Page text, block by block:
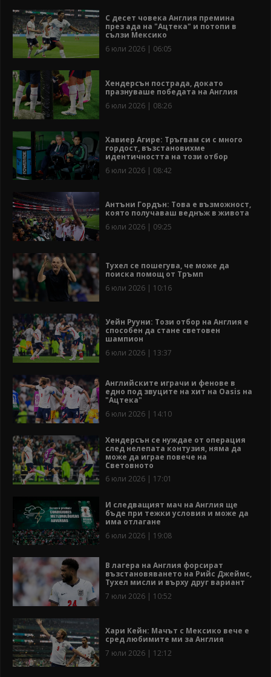
С десет човека Англия премина
през ада на "Ацтека" и потопи в
сълзи Мексико
6 юли 2026 | 06:05
Хендерсън пострада, докато
празнуваше победата на Англия
6 юли 2026 | 08:26
Хавиер Агире: Тръгвам си с много
гордост, възстановихме
идентичността на този отбор
6 юли 2026 | 08:42
Антъни Гордън: Това е възможност,
която получаваш веднъж в живота
6 юли 2026 | 09:25
Тухел се пошегува, че може да
поиска помощ от Тръмп
6 юли 2026 | 10:16
Уейн Рууни: Този отбор на Англия е
способен да стане световен
шампион
6 юли 2026 | 13:37
Английските играчи и фенове в
едно под звуците на хит на Oasis на
"Ацтека"
6 юли 2026 | 14:10
Хендерсън се нуждае от операция
след нелепата контузия, няма да
може да играе повече на
Световното
6 юли 2026 | 17:01
И следващият мач на Англия ще
бъде при тежки условия и може да
има отлагане
6 юли 2026 | 19:08
В лагера на Англия форсират
възстановяването на Рийс Джеймс,
Тухел мисли и върху друг вариант
7 юли 2026 | 10:52
Хари Кейн: Мачът с Мексико вече е
сред любимите ми за Англия
7 юли 2026 | 12:12